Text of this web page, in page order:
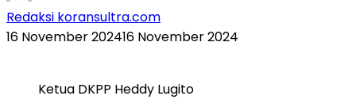
Redaksi koransultra.com
16 November 202416 November 2024
Ketua DKPP Heddy Lugito